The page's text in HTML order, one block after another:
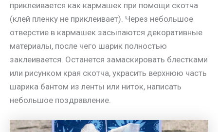
приклеивается как кармашек при помощи скотча
(клей пленку не приклеивает). Через небольшое
отверстие в кармашек засыпаются декоративные
материалы, после чего шарик полностью
заклеивается. Останется замаскировать блестками
или рисунком края скотча, украсить верхнюю часть
шарика бантом из ленты или ниток, написать
небольшое поздравление.